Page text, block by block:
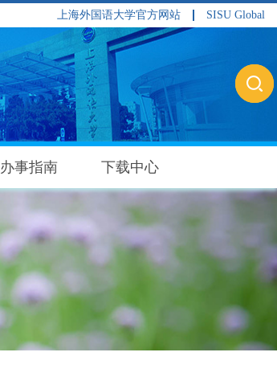
上海外国语大学官方网站 SISU Global
办事指南 下载中心